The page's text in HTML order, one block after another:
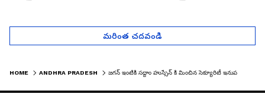
మరింత చదవండి
HOME ANDHRA PRADESH